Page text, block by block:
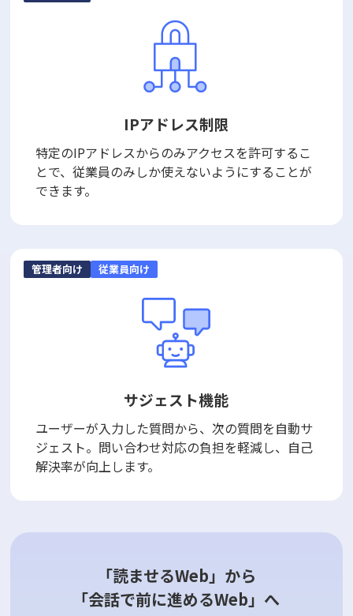
IPアドレス制限
特定のIPアドレスからのみアクセスを許可するこ
とで、従業員のみしか使えないようにすることが
できます。
管理者向け 従業員向け
サジェスト機能
ユーザーが入力した質問から、次の質問を自動サ
ジェスト。問い合わせ対応の負担を軽減し、自己
解決率が向上します。
「読ませるWeb」から
「会話で前に進めるWeb」へ